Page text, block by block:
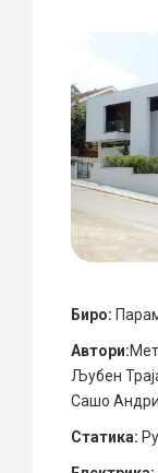
Биро:
Автори:
Љубен
Сашо
Статика: